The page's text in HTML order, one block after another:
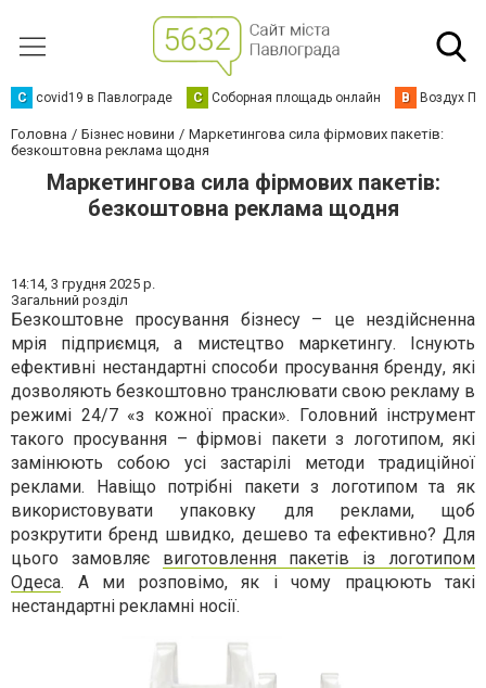
C covid19 в Павлограде С Соборная площадь онлайн В Воздух
Головна Бізнес новини
Маркетингова сила фірмових пакетів:
безкоштовна реклама щодня
Маркетингова сила фірмових пакетів:
безкоштовна реклама щодня
14:14, 3 грудня 2025 р.
Загальний розділ
Безкоштовне просування бізнесу – це нездійсненна
мрія підприємця, а мистецтво маркетингу. Існують
ефективні нестандартні способи просування бренду, які
дозволяють безкоштовно транслювати свою рекламу в
режимі 24/7 «з кожної праски». Головний інструмент
такого просування – фірмові пакети з логотипом, які
замінюють собою усі застарілі методи традиційної
реклами. Навіщо потрібні пакети з логотипом та як
використовувати упаковку для реклами, щоб
розкрутити бренд швидко, дешево та ефективно? Для
цього замовляє виготовлення пакетів із логотипом
Одеса. А ми розповімо, як і чому працюють такі
нестандартні рекламні носії.